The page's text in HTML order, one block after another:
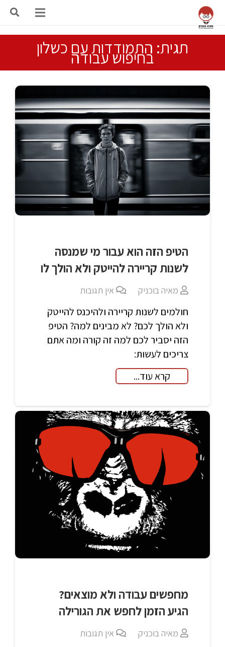
תגית: התמודדות עם כשלון
בחיפוש עבודה
הטיפ הזה הוא עבור מי שמנסה
לשנות קריירה להייטק ולא הולך לו
מאיה בוכניק אין תגובות
חולמים לשנות קריירה ולהיכנס להייטק
ולא הולך לכם? לא מבינים למה? הטיפ
הזה יסביר לכם למה זה קורה ומה אתם
צריכים לעשות:
קרא עוד...
מחפשים עבודה ולא מוצאים?
הגיע הזמן לחפש את הגורילה
מאיה בוכניק אין תגובות